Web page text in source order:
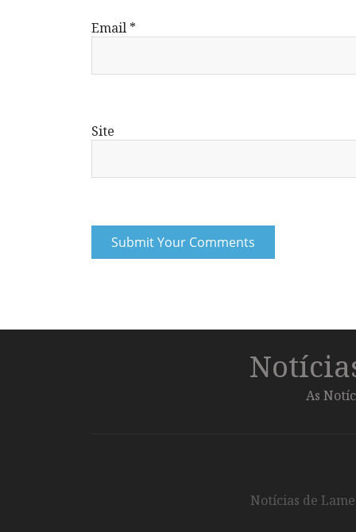
Email *
Site
As
Notícias de